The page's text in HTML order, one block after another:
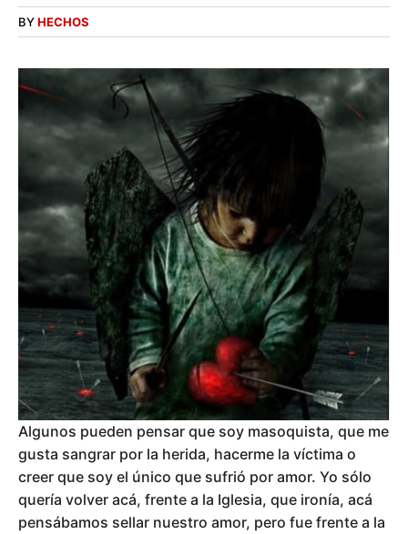
BYHECHOS
Algunos pueden pensar que soy masoquista, que me
gusta sangrar por la herida, hacerme la víctima o
creer que soy el único que sufrió por amor. Yo sólo
quería volver acá, frente a la Iglesia, que ironía, acá
pensábamos sellar nuestro amor, pero fue frente a la